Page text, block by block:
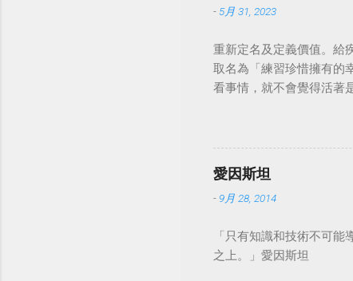
- 5月 31, 2023
重新定名及定義價值。給
取名為「練習珍惜擁有的
看事情，就不會覺得活著
愛因斯坦
- 9月 28, 2014
「只有知識和技術不可
之上。」愛因斯坦